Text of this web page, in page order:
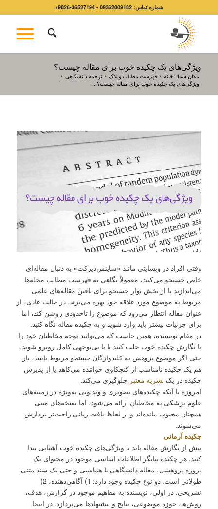
شماره تماس: 09362809182 - 36527194-9826+
ویژگی‌های یک چکیده خوب برای مقاله چیست؟
مکان شما: خانه / فهرست مطالب وبلاگ / ترجمه دانشگاهی /
ویژگی‌های یک چکیده خوب برای مقاله چیست؟...
وقتی افراد در وبسایتی مانند «ساینس‌دیرکت» به دنبال مقاله‌ای
خاص جستجو می‌کنند، معمولاً نگاهی به فهرست مطالب مجله‌ها
می‌اندازند یا از بخش نوار جستجو برای یافتن مقاله‌های علمی
مربوط به موضوع مورد علاقه خود بهره می‌برند. در حالت عادی، از
عنوان مقاله انتظار می‌رود که موضوع را تاحدودی روشن کند، اما
برای جزئیات بیشتر باید وارد شوید و به چکیده مقاله نگاه کنید.
در مقام نویسنده، همین جاست که می‌توانید توجه مخاطبان خود را
با نگارش چکیده خوب جلب کنید یا با بی‌توجهی کامل روبرو شوید.
حتی اگر موضوع پژوهش به کلیدواژگان جستجو مربوط باشد، باز
هم یک چکیده نامناسب از کنجکاوی خواننده می‌کاهد یا از پذیرش
چکیده در یک نشریه معتبر جلوگیری می‌کند.
امروزه با آنکه چکیده‌‌های تصویری و ویدئویی به‌ویژه در زمینه‌های
علوم پزشکی به مخاطبان ارائه می‌شود، اما نسخه‌های متنی
همچنان محبوب مانده‌اند و از لحاظ بافت زبانی راحت‌تر پردازش
می‌شوند.
چکیده آرمانی
پیش از نگارش مقاله باید با ویژگی‌های چکیده خوب آشنایی پیدا
کنید. هر چکیده بیانگر اطلاعات اساسی موجود در محتوای یک
پروژه پژوهشی، مقاله دانشگاهی یا همایشی و حتی یک سند متنی
طولانی است. دو نوع چکیده وجود دارد: 1) آگاهی‌دهنده، 2)
تشریحی. در اولی، نویسنده به مفاهیم موجود در گزارش، هدف،
روش‌ها، حوزه موضوعی، نتایج و پیشنهادها می‌پردازد. در اینجا